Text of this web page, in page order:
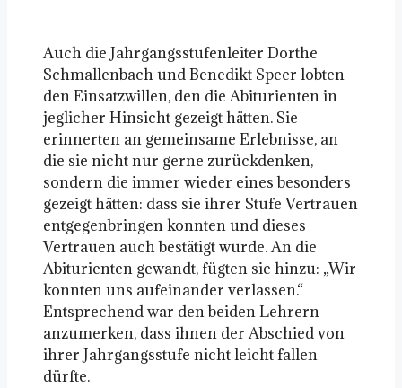
Auch die Jahrgangsstufenleiter Dorthe
Schmallenbach und Benedikt Speer lobten
den Einsatzwillen, den die Abiturienten in
jeglicher Hinsicht gezeigt hätten. Sie
erinnerten an gemeinsame Erlebnisse, an
die sie nicht nur gerne zurückdenken,
sondern die immer wieder eines besonders
gezeigt hätten: dass sie ihrer Stufe Vertrauen
entgegenbringen konnten und dieses
Vertrauen auch bestätigt wurde. An die
Abiturienten gewandt, fügten sie hinzu: „Wir
konnten uns aufeinander verlassen.“
Entsprechend war den beiden Lehrern
anzumerken, dass ihnen der Abschied von
ihrer Jahrgangsstufe nicht leicht fallen
dürfte.